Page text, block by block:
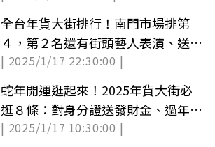
全台年貨大街排行！南門市場排第
４，第２名還有街頭藝人表演、送限
量發財金
| 2025/1/17 22:30:00 |
蛇年開運逛起來！2025年貨大街必
逛８條：對身分證送發財金、過年也
能逛夜市
| 2025/1/17 10:30:00 |